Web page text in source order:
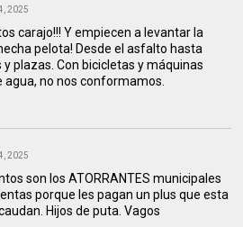
2025
carajo!!! Y empiecen a levantar la
pelota! Desde el asfalto hasta
plazas. Con bicicletas y máquinas
agua, no nos conformamos.
2025
son los ATORRANTES municipales
porque les pagan un plus que esta
Hijos de puta. Vagos